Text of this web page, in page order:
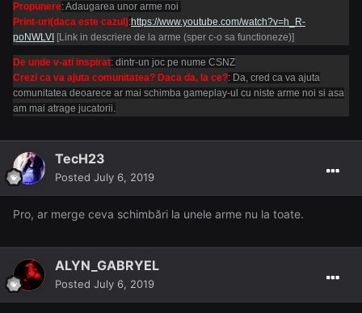
Propunere: Adaugarea unor arme noi
Print-uri(daca este cazul):https://www.youtube.com/watch?v=h_R-
poNWLVI [Link in descriere de la arme (sper c-o sa functioneze)]
De unde v-ati inspirat: dintr-un joc pe nume CSNZ
Crezi ca va ajuta comunitatea? Daca da, la ce?: Da, cred ca va ajuta
comunitatea deoarece ar mai schimba gameplay-ul cu niste arme noi si asa
am mai atrage jucatorii.
TecH23
Posted July 6, 2019
Pro, ar merge ceva schimbări la unele arme nu la toate.
ALYN_GABRYEL
Posted July 6, 2019